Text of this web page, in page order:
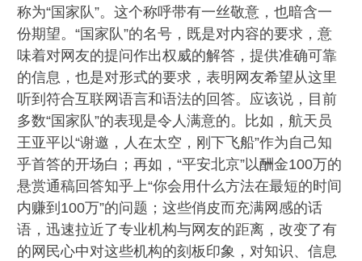
称为“国家队”。这个称呼带有一丝敬意，也暗含一
份期望。“国家队”的名号，既是对内容的要求，意
味着对网友的提问作出权威的解答，提供准确可靠
的信息，也是对形式的要求，表明网友希望从这里
听到符合互联网语言和语法的回答。应该说，目前
多数“国家队”的表现是令人满意的。比如，航天员
王亚平以“谢邀，人在太空，刚下飞船”作为自己知
乎首答的开场白；再如，“平安北京”以酬金100万的
悬赏通稿回答知乎上“你会用什么方法在最短的时间
内赚到100万”的问题；这些俏皮而充满网感的话
语，迅速拉近了专业机构与网友的距离，改变了有
的网民心中对这些机构的刻板印象，对知识、信息